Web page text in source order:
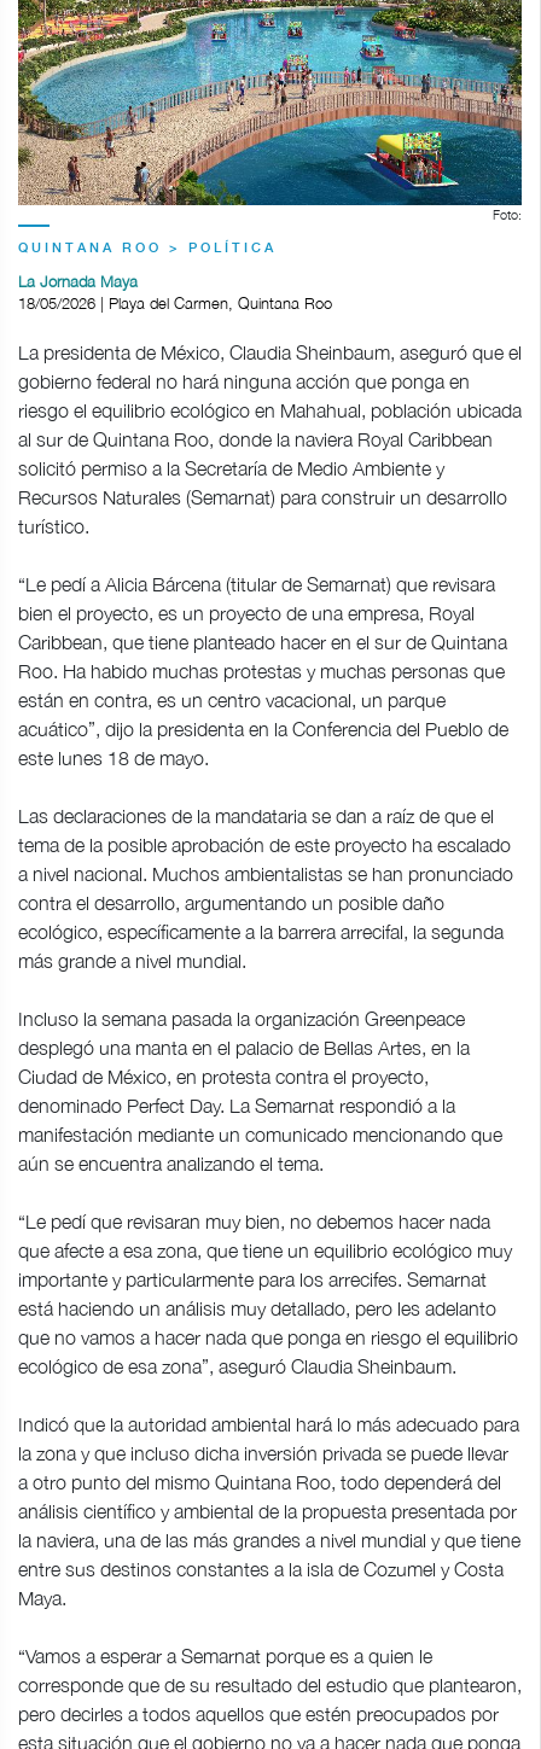
Foto:
QUINTANA ROO > POLÍTICA
La Jornada Maya
18/05/2026 | Playa del Carmen, Quintana Roo
La presidenta de México, Claudia Sheinbaum, aseguró que el
gobierno federal no hará ninguna acción que ponga en
riesgo el equilibrio ecológico en Mahahual, población ubicada
al sur de Quintana Roo, donde la naviera Royal Caribbean
solicitó permiso a la Secretaría de Medio Ambiente y
Recursos Naturales (Semarnat) para construir un desarrollo
turístico.
“Le pedí a Alicia Bárcena (titular de Semarnat) que revisara
bien el proyecto, es un proyecto de una empresa, Royal
Caribbean, que tiene planteado hacer en el sur de Quintana
Roo. Ha habido muchas protestas y muchas personas que
están en contra, es un centro vacacional, un parque
acuático”, dijo la presidenta en la Conferencia del Pueblo de
este lunes 18 de mayo.
Las declaraciones de la mandataria se dan a raíz de que el
tema de la posible aprobación de este proyecto ha escalado
a nivel nacional. Muchos ambientalistas se han pronunciado
contra el desarrollo, argumentando un posible daño
ecológico, específicamente a la barrera arrecifal, la segunda
más grande a nivel mundial.
Incluso la semana pasada la organización Greenpeace
desplegó una manta en el palacio de Bellas Artes, en la
Ciudad de México, en protesta contra el proyecto,
denominado Perfect Day. La Semarnat respondió a la
manifestación mediante un comunicado mencionando que
aún se encuentra analizando el tema.
“Le pedí que revisaran muy bien, no debemos hacer nada
que afecte a esa zona, que tiene un equilibrio ecológico muy
importante y particularmente para los arrecifes. Semarnat
está haciendo un análisis muy detallado, pero les adelanto
que no vamos a hacer nada que ponga en riesgo el equilibrio
ecológico de esa zona”, aseguró Claudia Sheinbaum.
Indicó que la autoridad ambiental hará lo más adecuado para
la zona y que incluso dicha inversión privada se puede llevar
a otro punto del mismo Quintana Roo, todo dependerá del
análisis científico y ambiental de la propuesta presentada por
la naviera, una de las más grandes a nivel mundial y que tiene
entre sus destinos constantes a la isla de Cozumel y Costa
Maya.
“Vamos a esperar a Semarnat porque es a quien le
corresponde que de su resultado del estudio que plantearon,
pero decirles a todos aquellos que estén preocupados por
esta situación que el gobierno no va a hacer nada que ponga